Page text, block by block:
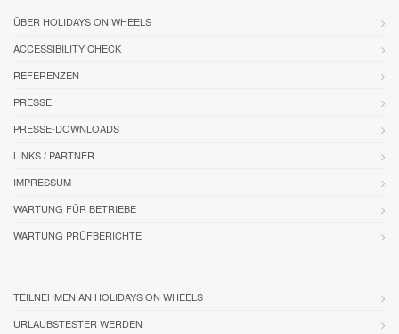
ÜBER HOLIDAYS ON WHEELS
ACCESSIBILITY CHECK
REFERENZEN
PRESSE
PRESSE-DOWNLOADS
LINKS / PARTNER
IMPRESSUM
WARTUNG FÜR BETRIEBE
WARTUNG PRÜFBERICHTE
TEILNEHMEN AN HOLIDAYS ON WHEELS
URLAUBSTESTER WERDEN